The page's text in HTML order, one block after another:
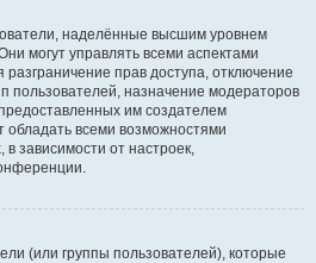
наделённые высшим уровнем
могут управлять всеми аспектами
прав доступа, отключение
пользователей, назначение модераторов
им создателем
обладать всеми возможностями
зависимости от настроек,
(или группы пользователей), которые